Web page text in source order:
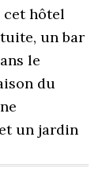
cet hôtel
un bar
le
du
un jardin